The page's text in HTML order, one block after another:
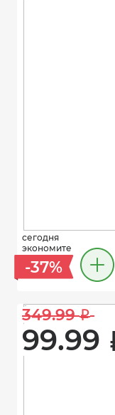
сегодня
экономите
-37%
349.99 i
99.99